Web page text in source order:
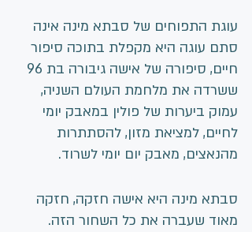
עוגת התפוחים של סבתא מינה אינה
סתם עוגה היא מקפלת בתוכה סיפור
ששרדה את מלחמת העולם השניה,
עמוק ביערות של פולין במאבק יומי
לחיים, למציאת מזון, להסתתרות
מהנאצים, מאבק יום יומי לשרוד.
סבתא מינה היא אישה חזקה, חזקה
מאוד שעברה את כל השחור הזה.